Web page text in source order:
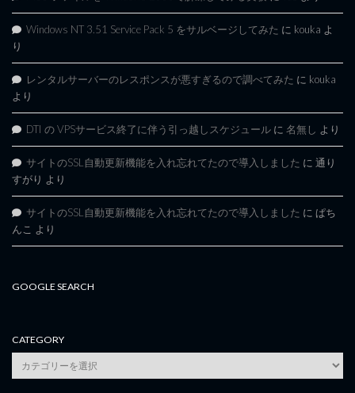
Windows NT 3.51 Service Pack 5 をサルベージしてみた に kouka よ
り
レンタルサーバーのレスポンスが悪すぎるので調べてみた に kouka
より
DTI の VPSサービス終了に伴う引っ越しスケジュール に 名無し より
サイトのSSL自動更新機能を入れ忘れてたので導入しました に 通り
すがり より
サイトのSSL自動更新機能を入れ忘れてたので導入しました に ぱち
んこ より
GOOGLE SEARCH
CATEGORY
category